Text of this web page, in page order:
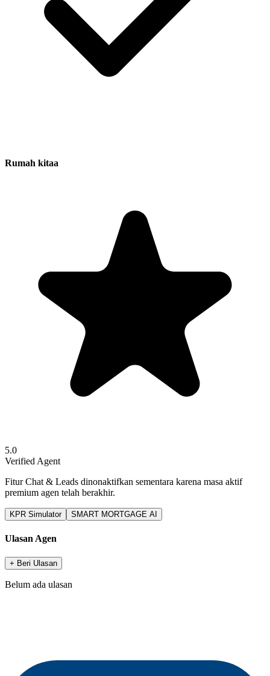
Rumah kitaa
5.0
Verified Agent
Fitur Chat & Leads dinonaktifkan sementara karena masa aktif
premium agen telah berakhir.
KPR Simulator SMART MORTGAGE AI
Ulasan Agen
+ Beri Ulasan
Belum ada ulasan